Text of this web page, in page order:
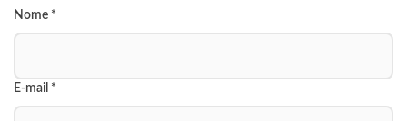
Nome *
E-mail *